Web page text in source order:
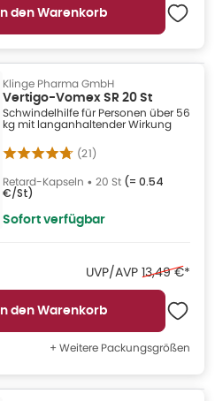
In den Warenkorb
Klinge Pharma GmbH
Vertigo-Vomex SR 20 St
Schwindelhilfe für Personen über 56
kg mit langanhaltender Wirkung
(21)
Retard-Kapseln • 20 St (= 0.54
€/St)
Sofort verfügbar
UVP/AVP Ehemaliger
13,49 €*
In den Warenkorb
+ Weitere Packungsgrößen